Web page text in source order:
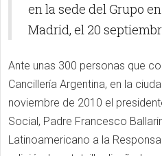
en la sede del Grupo
Madrid, el 20
Ante unas 300 personas que
Cancillería Argentina, en la
noviembre de 2010 el
Social, Padre Francesco
Latinoamericano a la